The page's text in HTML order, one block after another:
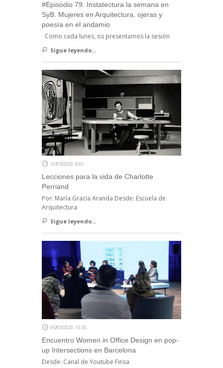
#Episodio 79. Instatectura la semana en
SyB. Mujeres en Arquitectura, ojeras y
poesía en el andamio
Como cada lunes, os presentamos la sesión
Sigue leyendo...
10/03/2020, 8:02
Lecciones para la vida de Charlotte
Perriand
Por: María Gracia Aranda Desde: Escuela de
Arquitectura
Sigue leyendo...
05/03/2020, 15:33
Encuentro Women in Office Design en pop-
up Intersections en Barcelona
Desde: Canal de Youtube Finsa